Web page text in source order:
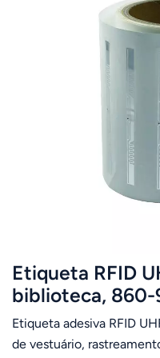
Etiqueta RFID
biblioteca, 860-
Etiqueta adesiva RFID
de vestuário,